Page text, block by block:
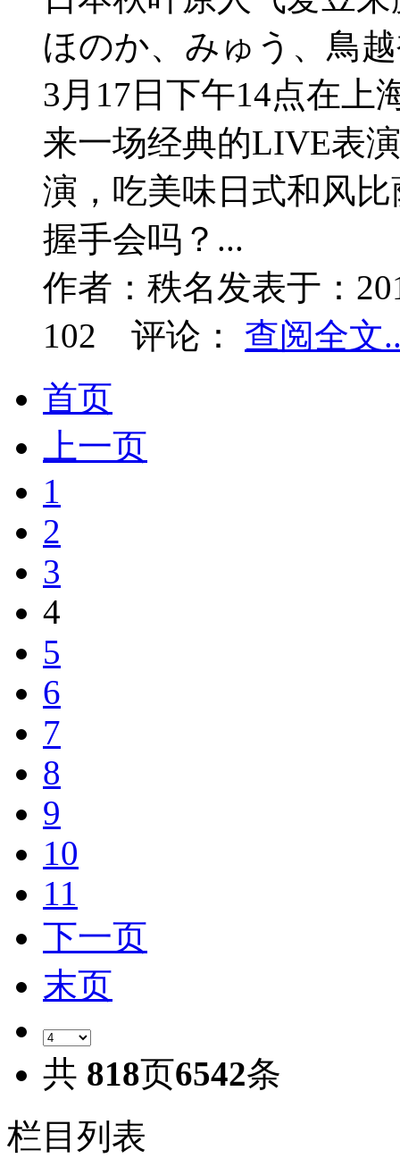
ほのか、みゅう、鳥
3月17日下午14点在上
来一场经典的LIVE表
演，吃美味日式和风
握手会吗？...
作者： 秩名发表于：
102 评论：
查阅全文
首页
上一页
1
2
3
4
5
6
7
8
9
10
11
下一页
末页
共 818页6542条
栏目列表